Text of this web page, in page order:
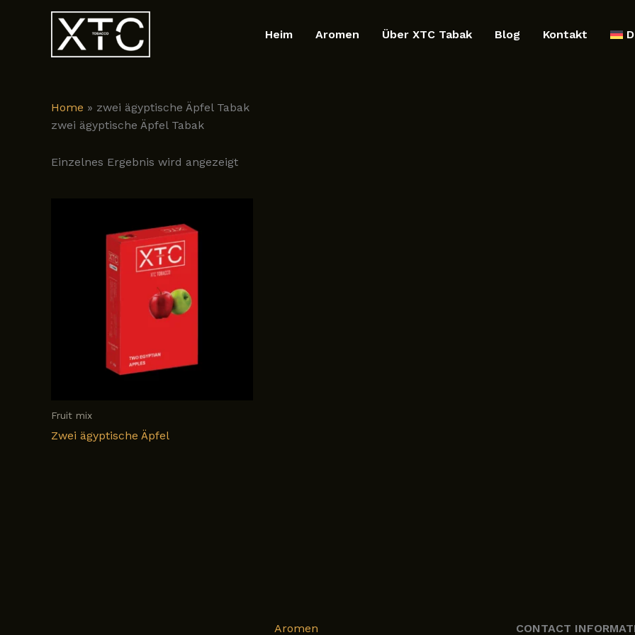
Heim Aromen Über XTC Tabak Blog Kontakt
Home » zwei ägyptische Äpfel Tabak
zwei ägyptische Äpfel Tabak
Einzelnes Ergebnis wird angezeigt
Fruit mix
Zwei ägyptische Äpfel
Aromen CONTACT